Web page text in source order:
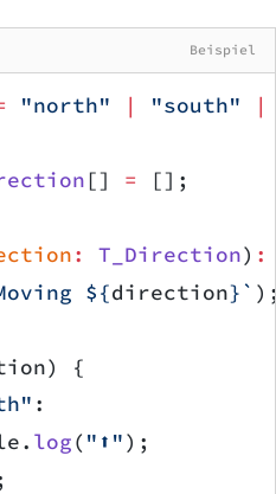
Beispiel
"north" | "south" |
[] = [];
: T_Direction) :
${direction}`
{
:
log( "⬆️");